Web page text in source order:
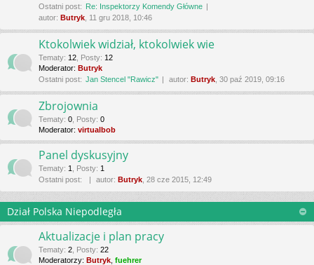
Ostatni post: Re: Inspektorzy Komendy Główne
autor: Butryk , 11 gru 2018, 10:46
Ktokolwiek widział, ktokolwiek wie
Tematy: 12 Posty: 12
Moderator: Butryk
Ostatni post: Jan Stencel "Rawicz" autor: Butryk , 30 paź 2019, 09:16
Zbrojownia
Tematy: 0 Posty: 0
Moderator: virtualbob
Panel dyskusyjny
Tematy: 1 Posty: 1
Ostatni post:
autor: Butryk , 28 cze 2015, 12:49
Dział Polska Niepodległa
Aktualizacje i plan pracy
Tematy: 2 Posty: 22
Moderatorzy: Butryk fuehrer